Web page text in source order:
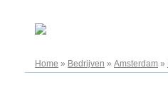
Home » Bedrijven » Amsterdam »